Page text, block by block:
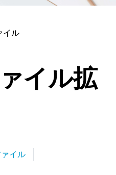
イル
イル拡
イル